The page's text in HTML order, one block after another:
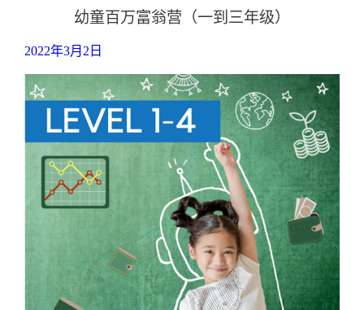
幼童百万富翁营（一到三年级）
2022年3月2日